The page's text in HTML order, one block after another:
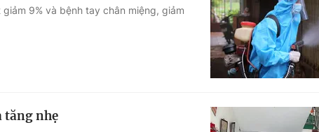
9% và bệnh tay chân miệng, giảm
tăng nhẹ